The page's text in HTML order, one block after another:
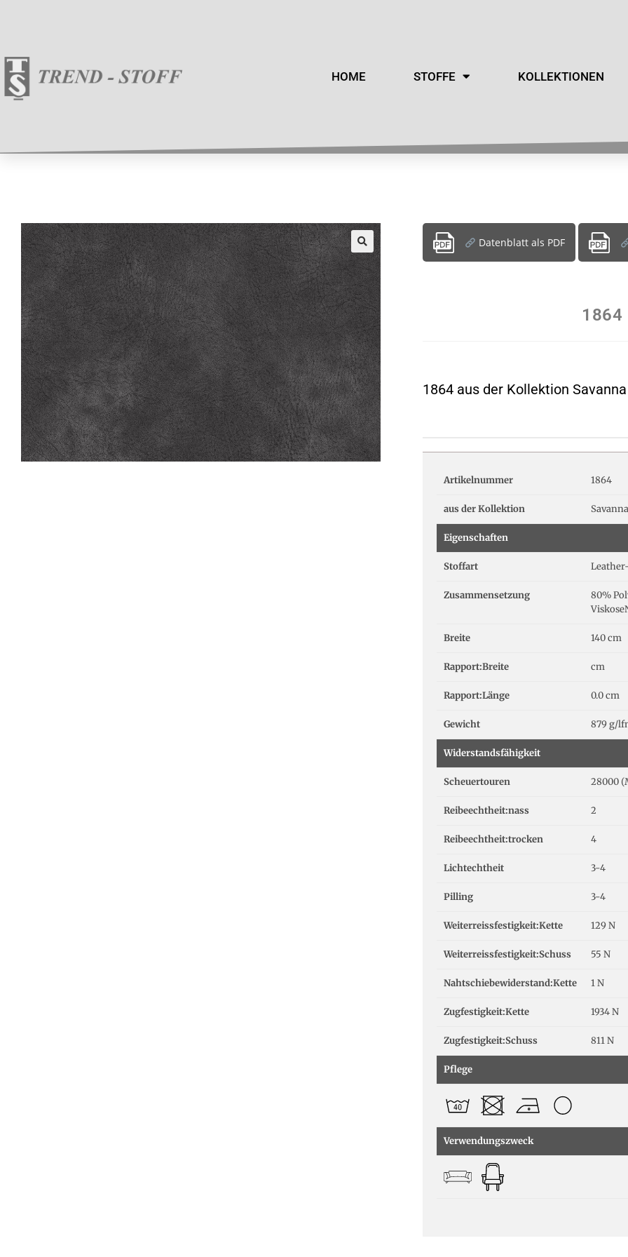
HOME STOFFE KOLLEKTIONEN
Datenblatt als PDF
1864
1864 aus der Kollektion Savanna
Artikelnummer 1864
aus der Kollektion Savanna
Eigenschaften
Stoffart
Zusammensetzung
80%
Breite 140 cm
Rapport:Breite cm
Rapport:Länge 0.0 cm
Gewicht 879 g/
Widerstandsfähigkeit
Scheuertouren 28000
Reibeechtheit:nass 2
Reibeechtheit:trocken 4
Lichtechtheit 3-4
Pilling 3-4
Weiterreissfestigkeit:Kette 129 N
Weiterreissfestigkeit:Schuss 55 N
Nahtschiebewiderstand:Kette 1 N
Zugfestigkeit:Kette 1934 N
Zugfestigkeit:Schuss 811 N
Pflege
Verwendungszweck